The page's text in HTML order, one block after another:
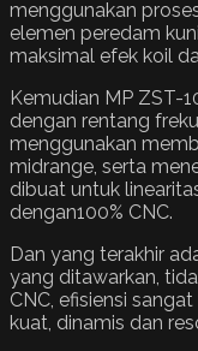
menggunakan
elemen peredam
maksimal efek koil
Kemudian MP ZST-
dengan rentang
menggunakan
midrange, serta
dibuat untuk
dengan100% CNC.
Dan yang terakhir
yang ditawarkan,
CNC, efisiensi
kuat, dinamis dan